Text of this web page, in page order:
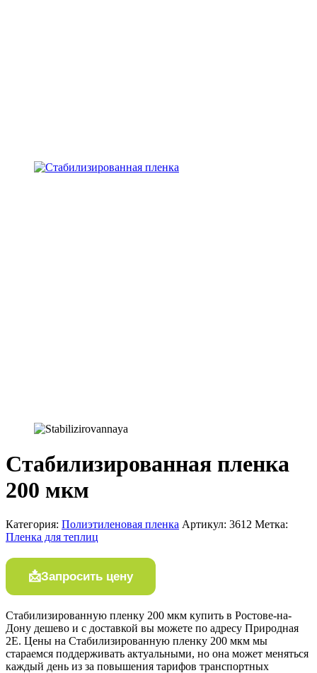
Стабилизированная пленка
200 мкм
Категория: Полиэтиленовая пленка Артикул: 3612 Метка:
Пленка для теплиц
Запросить цену
Стабилизированную пленку 200 мкм купить в Ростове-на-
Дону дешево и с доставкой вы можете по адресу Природная
2Е. Цены на Стабилизированную пленку 200 мкм мы
стараемся поддерживать актуальными, но она может меняться
каждый день из за повышения тарифов транспортных